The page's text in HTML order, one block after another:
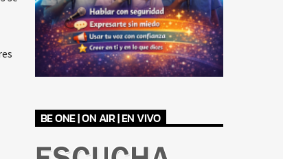
BE ONE | ON AIR | EN VIVO